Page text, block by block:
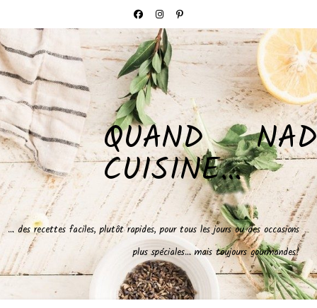
QUAND NAD
CUISINE…
… des recettes faciles, plutôt rapides, pour tous les jours ou des occasions
plus spéciales… mais toujours gourmandes!